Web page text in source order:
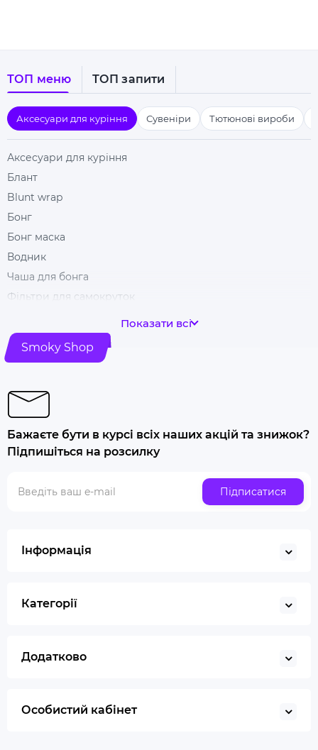
ТОП меню ТОП запити
Аксесуари для куріння Сувеніри Тютюнові вироби
Аксесуари для куріння
Блант
Blunt wrap
Бонг
Бонг маска
Водник
Чаша для бонга
Фільтри для самокруток
Гріндери
Ковпак для куріння
Купити папір для самокруток
Попільничка
Купити люльку для куріння
Люлька для куріння набір
Купити ювелірні ваги
Гільйотина для сигар
Показати всі
Smoky Shop
Бажаєте бути в курсі всіх наших акцій та знижок?
Підпишіться на розсилку
Підписатися
Інформація
Категорії
Додатково
Особистий кабінет